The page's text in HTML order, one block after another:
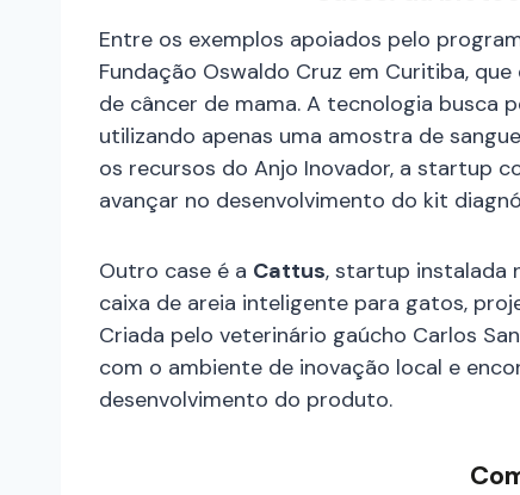
Entre os exemplos apoiados pelo
Fundação Oswaldo Cruz em Curitiba,
de câncer de mama. A tecnologia busca
utilizando apenas uma amostra de
os recursos do Anjo Inovador, a startup
avançar no desenvolvimento do kit
Outro case é a Cattus, startup instalada
caixa de areia inteligente para gatos,
Criada pelo veterinário gaúcho Carlos
com o ambiente de inovação local e
desenvolvimento do produto.